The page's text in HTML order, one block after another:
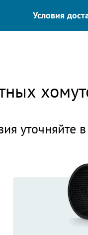
Условия
уточняйте